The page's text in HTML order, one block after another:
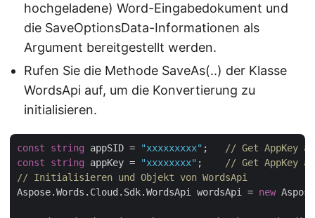
hochgeladene) Word-Eingabedokument und
die SaveOptionsData-Informationen als
Argument bereitgestellt werden.
Rufen Sie die Methode SaveAs(..) der Klasse
WordsApi auf, um die Konvertierung zu
initialisieren.
const string appSID = "xxxxxxxxx" ;
// Get AppKey
const
string appKey = "xxxxxxxx" ;
// Get AppKey
// Initialisieren und Objekt von WordsApi
Aspose.Words.Cloud.Sdk.WordsApi wordsApi = new